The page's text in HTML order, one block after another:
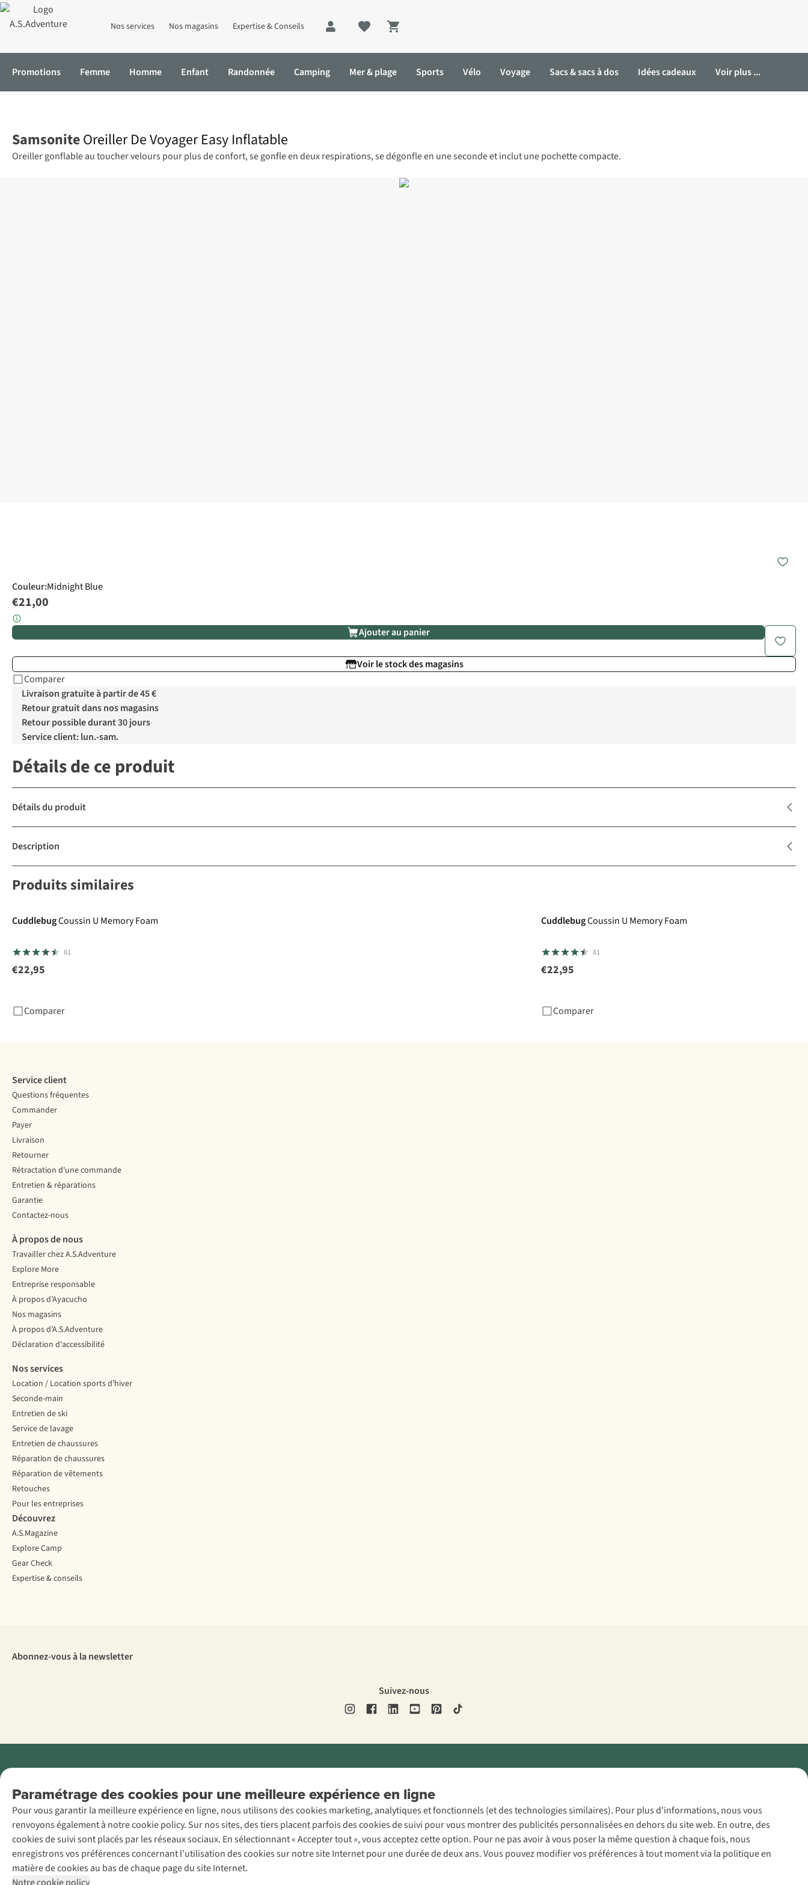
Nos services Nos magasins Expertise & Conseils
Shopping cart
Promotions Femme Homme Enfant Randonnée Camping Mer & plage Sports Vélo Voyage Sacs & sacs à dos Idées cadeaux Voir plus ...
SamsoniteOreiller De Voyager Easy Inflatable
Oreiller gonflable au toucher velours pour plus de confort, se gonfle en deux respirations, se dégonfle en une seconde et inclut une pochette compacte.
Couleur:Midnight Blue
€21,00
Ajouter au panier
Voir le stock des magasins
Comparer
Livraison gratuite à partir de 45 €
Retour gratuit dans nos magasins
Retour possible durant 30 jours
Service client: lun.-sam.
Détails de ce produit
Détails du produit
Description
Produits similaires
CuddlebugCoussin U Memory Foam
81
€22,95
Comparer
CuddlebugCoussin U Memory Foam
81
€22,95
Comparer
Paramétrage des cookies pour une meilleure expérience en ligne
Pour vous garantir la meilleure expérience en ligne, nous utilisons des cookies marketing, analytiques et fonctionnels (et des technologies similaires). Pour plus d'informations, nous vous
renvoyons également à notre cookie policy. Sur nos sites, des tiers placent parfois des cookies de suivi pour vous montrer des publicités personnalisées en dehors du site web. En outre, des
cookies de suivi sont placés par les réseaux sociaux. En sélectionnant « Accepter tout », vous acceptez cette option. Pour ne pas avoir à vous poser la même question à chaque fois, nous
enregistrons vos préférences concernant l’utilisation des cookies sur notre site Internet pour une durée de deux ans. Vous pouvez modifier vos préférences à tout moment via la politique en
matière de cookies au bas de chaque page du site Internet.
Service client
Questions fréquentes
Commander
Payer
Livraison
Retourner
Rétractation d'une commande
Entretien & réparations
Garantie
Contactez-nous
À propos de nous
Travailler chez A.S.Adventure
Explore More
Entreprise responsable
À propos d’Ayacucho
Nos magasins
À propos d’A.S.Adventure
Déclaration d'accessibilité
Nos services
Location / Location sports d’hiver
Seconde-main
Entretien de ski
Service de lavage
Entretien de chaussures
Réparation de chaussures
Réparation de vêtements
Retouches
Pour les entreprises
Découvrez
A.S.Magazine
Explore Camp
Gear Check
Expertise & conseils
Abonnez-vous à la newsletter
Suivez-nous
AS Adventure
France SAS,
Rue du Vieux
Faubourg 14, F-
59000 Lille
+32 (0)3 828